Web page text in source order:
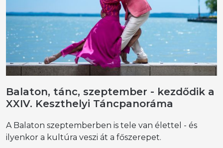
Balaton, tánc, szeptember - kezdődik a
XXIV. Keszthelyi Táncpanoráma
A Balaton szeptemberben is tele van élettel - és
ilyenkor a kultúra veszi át a főszerepet.